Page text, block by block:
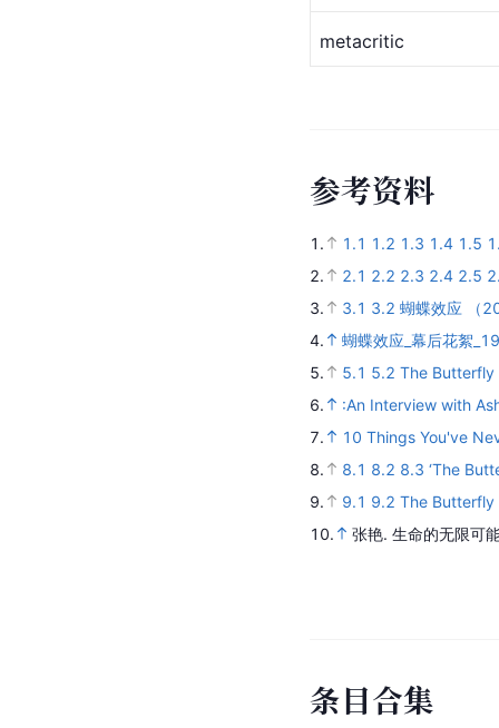
metacritic
参考资料
1. 1.1 1.2 1.3 1.4 1.5
2.
2.1 2.2 2.3 2.4 2.5
3.
3.1 3.2 蝴蝶效应 （
4.
蝴蝶效应_幕后花絮
5.
5.1 5.2 The Butterfly
6.
:An Interview with
7.
10 Things You've
8.
8.1 8.2 8.3 ‘The
9.
9.1 9.2 The
10.
张艳. 生命的无限可
条目合集